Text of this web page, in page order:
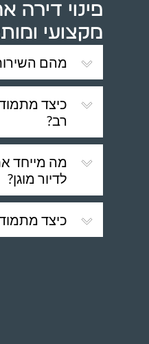
פינוי דירה
מקצועי
מהם
כיצד
רב?
מה מייחד
לדיור מוגן?
כיצד